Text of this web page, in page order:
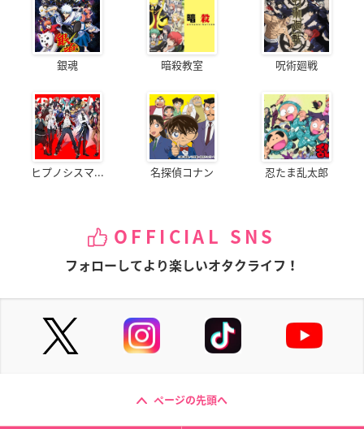
銀魂 暗殺教室 呪術廻戦
ヒプノシスマ... 名探偵コナン 忍たま乱太郎
OFFICIAL SNS
フォローしてより楽しいオタクライフ！
ページの先頭へ